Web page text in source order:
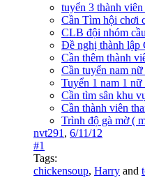
tuyển 3 thành
Cần Tìm hội chơi
CLB đội nhóm
Đề nghị thành lập
Cần thêm thành
Cần tuyển nam
Tuyển 1 nam 1
Cần tìm sân khu
Cần thành viên
Trình độ gà mờ (
nvt291 , 6/11/12
#1
Tags:
chickensoup, Harry and